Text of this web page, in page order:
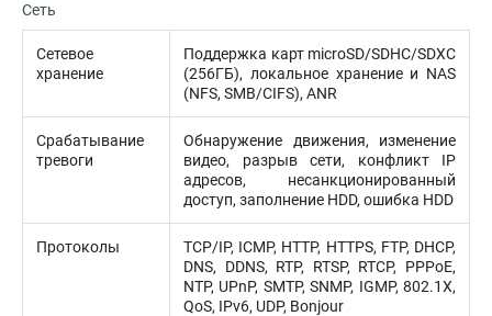
Сеть
Сетевое
хранение
Поддержка карт microSD/SDHC/SDXC
(256ГБ), локальное хранение и NAS
(NFS, SMB/CIFS), ANR
Срабатывание
тревоги
Обнаружение движения, изменение
видео, разрыв сети, конфликт IP
адресов, несанкционированный
доступ, заполнение HDD, ошибка HDD
Протоколы
TCP/IP, ICMP, HTTP, HTTPS, FTP, DHCP,
DNS, DDNS, RTP, RTSP, RTCP, PPPoE,
NTP, UPnP, SMTP, SNMP, IGMP, 802.1X,
QoS, IPv6, UDP, Bonjour